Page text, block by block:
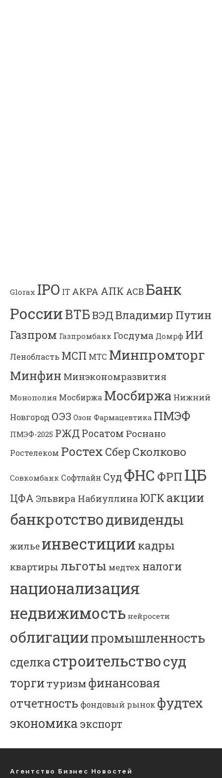
Glorax IPO IT АКРА АПК АСВБанк
РоссииВТБВЭДВладимир Путин
Газпром Газпромбанк Госдума Домрф ИИ
Ленобласть МСП МТС Минпромторг
Минфин Минэкономразвития
Монополия Мосбиржа Мосбиржа Нижний
Новгород ОЭЗ Озон Фармацевтика ПМЭФ
ПМЭФ-2025 РЖД Росатом Роснано
Ростелеком Ростех Сбер Сколково
Совкомбанк Софтлайн Суд ФНС ФРП ЦБ
ЦФА Эльвира Набиуллина ЮГК акции
банкротстводивиденды
жилье инвестиции кадры
квартиры льготы медтех налоги
национализация
недвижимость нейросети
облигациипромышленность
сделкастроительствосуд
торгитуризм финансовая
отчетность фондовый рынок фудтех
экономика экспорт
Агентство Бизнес Новостей